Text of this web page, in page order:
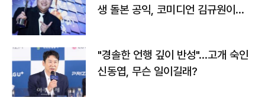
생 돌본 공익, 코미디언 김규원이었
"경솔한 언행 깊이 반성"…고개 숙인
신동엽, 무슨 일이길래?